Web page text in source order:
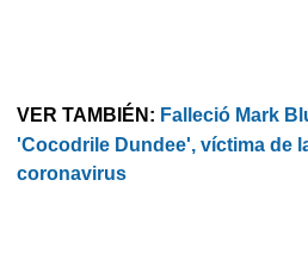
VER TAMBIÉN: Falleció Mark
'Cocodrile Dundee', víctima de
coronavirus